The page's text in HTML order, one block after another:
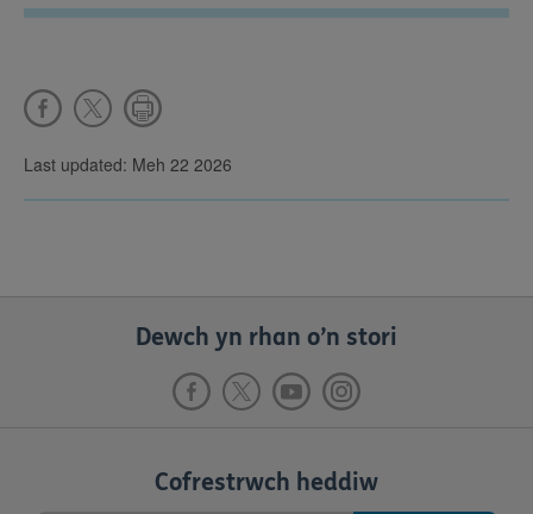
Last updated: Meh 22 2026
Dewch yn rhan o’n stori
Cofrestrwch heddiw